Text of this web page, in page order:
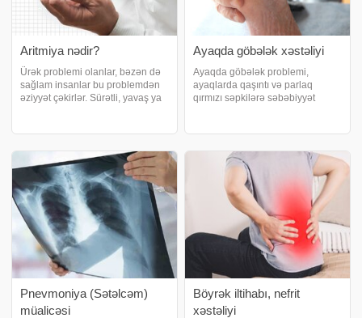
Aritmiya nədir?
Ürək problemi olanlar, bəzən də
sağlam insanlar bu problemdən
əziyyət çəkirlər. Sürətli, yavaş ya
aritmiya və ya ritm pozuntuları
ürək döyüntülərinin anorma
Ayaqda göbələk xəstəliyi
Ayaqda göbələk problemi,
ayaqlarda qaşıntı və parlaq
qırmızı səpkilərə səbəbiyyət
hissi, qızarıqlıq, su toplama,
qaşıntı və yaralara səbəb olur.
Çox görülə
Pnevmoniya (Sətəlcəm)
müalicəsi
Böyrək iltihabı, nefrit
xəstəliyi